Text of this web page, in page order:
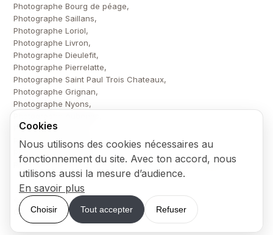
Photographe Bourg de péage,
Photographe Saillans,
Photographe Loriol,
Photographe Livron,
Photographe Dieulefit,
Photographe Pierrelatte,
Photographe Saint Paul Trois Chateaux,
Photographe Grignan,
Photographe Nyons,
Photographe Privas,
Photographe Le Teil,
Photographe Bollene,
Photographe IRIS Montélimar et Valence dans la drôme,
© 2026 Atelier de Céline — Tous droits réservés.
CookiesMentions
Cookies
Nous utilisons des cookies nécessaires au
fonctionnement du site. Avec ton accord, nous
utilisons aussi la mesure d’audience.
En savoir plus
Choisir Tout accepter Refuser